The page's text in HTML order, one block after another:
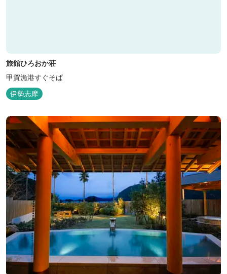
旅館ひろおか荘
甲賀漁港すぐそば
伊勢志摩